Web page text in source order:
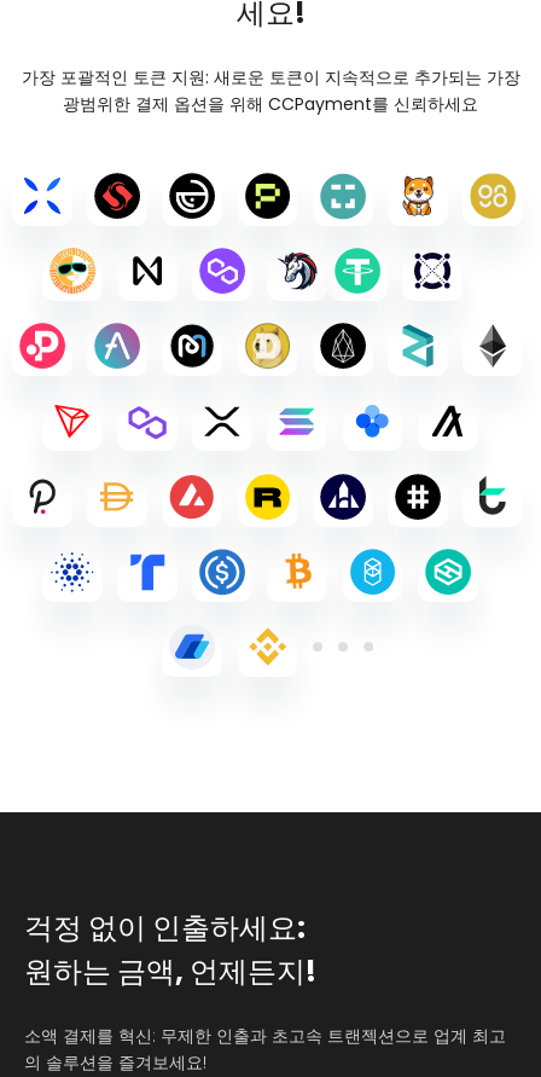
세요!
가장 포괄적인 토큰 지원: 새로운 토큰이 지속적으로 추가되는 가장
광범위한 결제 옵션을 위해 CCPayment를 신뢰하세요
걱정 없이 인출하세요:
원하는 금액, 언제든지!
소액 결제를 혁신: 무제한 인출과 초고속 트랜젝션으로 업계 최고
의 솔루션을 즐겨보세요!